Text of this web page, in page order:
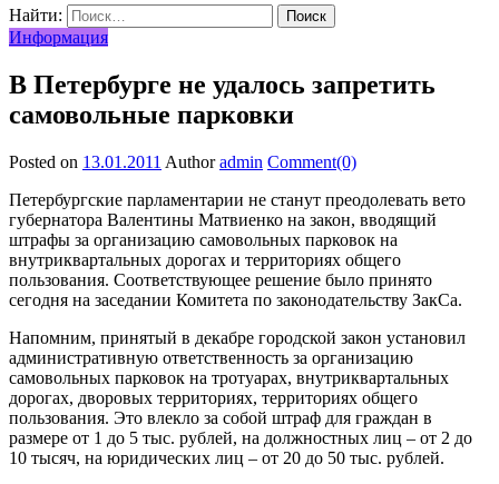
Найти:
Информация
В Петербурге не удалось запретить
самовольные парковки
Posted on 13.01.2011 Author admin Comment(0)
Петербургские парламентарии не станут преодолевать вето
губернатора Валентины Матвиенко на закон, вводящий
штрафы за организацию самовольных парковок на
внутриквартальных дорогах и территориях общего
пользования. Соответствующее решение было принято
сегодня на заседании Комитета по законодательству ЗакСа.
Напомним, принятый в декабре городской закон установил
административную ответственность за организацию
самовольных парковок на тротуарах, внутриквартальных
дорогах, дворовых территориях, территориях общего
пользования. Это влекло за собой штраф для граждан в
размере от 1 до 5 тыс. рублей, на должностных лиц – от 2 до
10 тысяч, на юридических лиц – от 20 до 50 тыс. рублей.